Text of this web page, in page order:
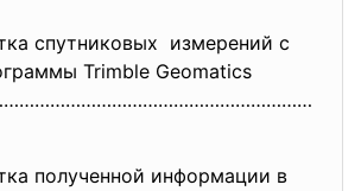
спутниковых измерений с
Trimble Geomatics
…
полученной информации в